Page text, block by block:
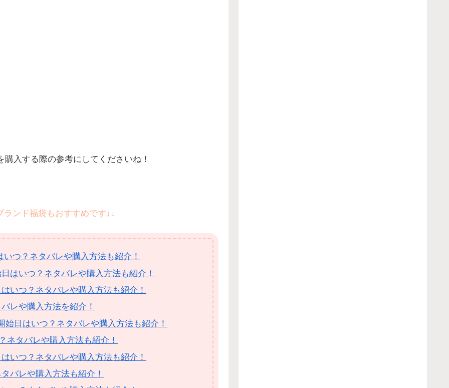
入する際の参考にしてくださいね！
ンド福袋もおすすめです↓↓
つ？ネタバレや購入方法も紹介！
はいつ？ネタバレや購入方法も紹介！
いつ？ネタバレや購入方法も紹介！
レや購入方法を紹介！
日はいつ？ネタバレや購入方法も紹介！
ネタバレや購入方法も紹介！
いつ？ネタバレや購入方法も紹介！
バレや購入方法も紹介！